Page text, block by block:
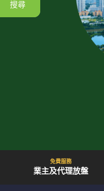
搜尋
免費服務
業主及代理放盤